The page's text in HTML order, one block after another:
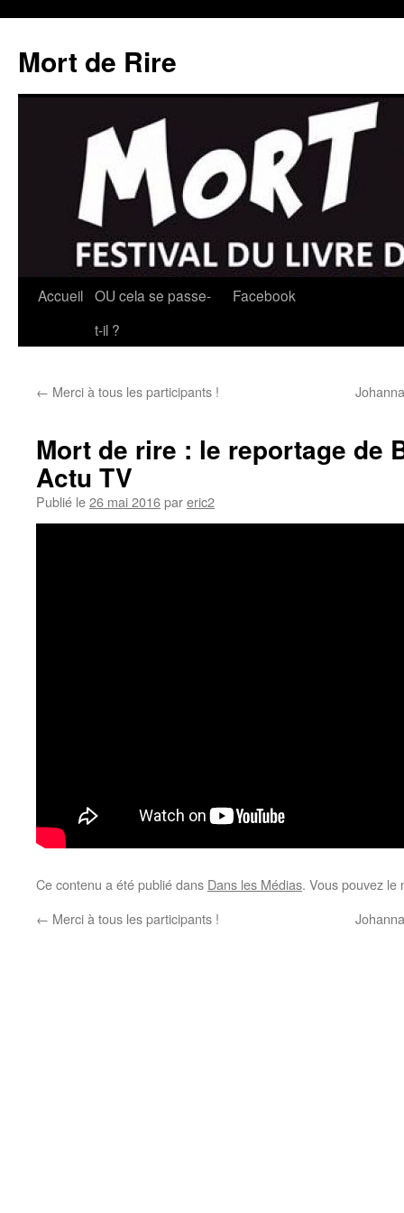
Mort de Rire
Aller
Accueil OU cela se passe-
t-il ?
Facebook
← Merci à tous les participants !
Mort de rire : le reportage de
Actu TV
Publié le26 mai 2016pareric2
Ce contenu a été publié dans Dans les Médias. Vous pouvez
← Merci à tous les participants !